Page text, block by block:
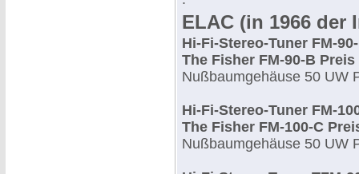
ELAC (in 1966
Hi-Fi-Stereo-Tuner FM-
The Fisher FM-90-B Preis
Nußbaumgehäuse 50 UW
Hi-Fi-Stereo-Tuner FM-
The Fisher FM-100-C
Nußbaumgehäuse 50 UW